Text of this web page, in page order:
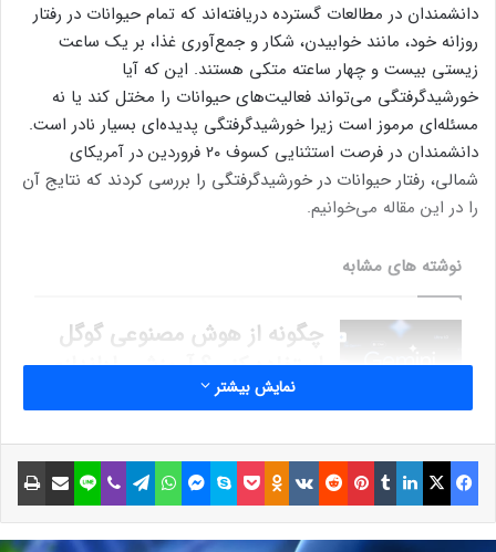
دانشمندان در مطالعات گسترده دریافته‌اند که تمام حیوانات در رفتار
روزانه خود، مانند خوابیدن، شکار و جمع‌آوری غذا، بر یک ساعت
زیستی بیست و چهار ساعته متکی هستند. این که آیا
خورشیدگرفتگی می‌تواند فعالیت‌های حیوانات را مختل کند یا نه
مسئله‌ای مرموز است زیرا خورشیدگرفتگی‌ پدیده‌ای بسیار نادر است.
دانشمندان در فرصت استثنایی کسوف ۲۰ فروردین در آمریکای
شمالی، رفتار حیوانات در خورشیدگرفتگی را بررسی کردند که نتایج آن
را در این مقاله می‌خوانیم.
نوشته های مشابه
چگونه از هوش مصنوعی گوگل
استفاده کنیم؟ آموزش راه‌اندازی
جمینای
دانشمندان می‌خواهند با الهام از
فتوسنتز باکتری‌ها، نور خورشید
را به پرتو لیزر تبدیل کنند
نمایش بیشتر
فیسبوک ایکس لینکداین تامبلر پینتریست Reddit
VKontakte
Odnoklassniki پاکت اسکایپ مسنجر واتس آپ تلگرام وایبر لاین اشتراک گذاری با ایمیل